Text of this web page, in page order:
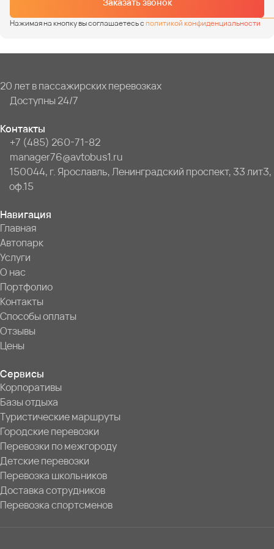
Нажимая на кнопку вы соглашаетесь сполитикой конфиденциальности
20 лет в пассажирских перевозках
Доступны 24/7
Контакты
+7 (485) 260-71-82
manager76@avtobus1.ru
150044, г. Ярославль, Ленинградский проспект, 33 лит3,
оф.15
Навигация
Главная
Автопарк
Услуги
О нас
Портфолио
Контакты
Способы оплаты
Отзывы
Цены
Сервисы
Корпоративы
Базы отдыха
Туристические маршруты
Городские перевозки
Перевозки по межгороду
Детские перевозки
Перевозка школьников
Доставка сотрудников
Перевозка спортсменов